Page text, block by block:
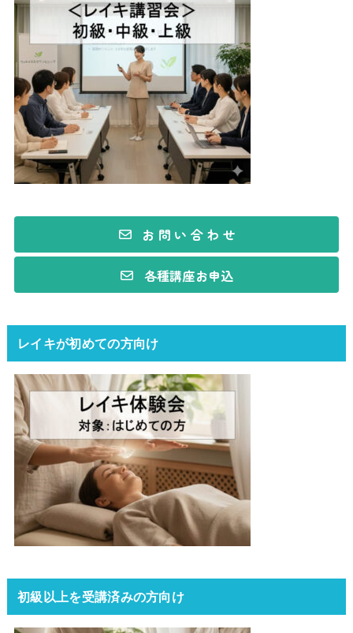
お 問 い 合 わ せ
各種講座お申込
レイキが初めての方向け
初級以上を受講済みの方向け